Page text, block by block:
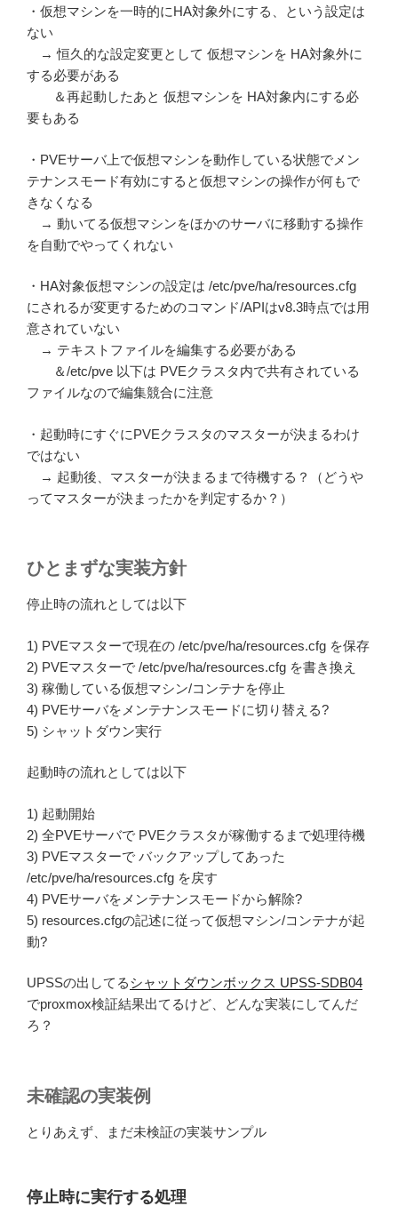
・仮想マシンを一時的にHA対象外にする、という設定は
ない
→ 恒久的な設定変更として 仮想マシンを HA対象外に
する必要がある
＆再起動したあと 仮想マシンを HA対象内にする必
要もある
・PVEサーバ上で仮想マシンを動作している状態でメン
テナンスモード有効にすると仮想マシンの操作が何もで
きなくなる
→ 動いてる仮想マシンをほかのサーバに移動する操作
を自動でやってくれない
・HA対象仮想マシンの設定は /etc/pve/ha/resources.cfg
にされるが変更するためのコマンド/APIはv8.3時点では用
意されていない
→ テキストファイルを編集する必要がある
＆/etc/pve 以下は PVEクラスタ内で共有されている
ファイルなので編集競合に注意
・起動時にすぐにPVEクラスタのマスターが決まるわけ
ではない
→ 起動後、マスターが決まるまで待機する？（どうや
ってマスターが決まったかを判定するか？）
ひとまずな実装方針
停止時の流れとしては以下
1) PVEマスターで現在の /etc/pve/ha/resources.cfg を保存
2) PVEマスターで /etc/pve/ha/resources.cfg を書き換え
3) 稼働している仮想マシン/コンテナを停止
4) PVEサーバをメンテナンスモードに切り替える?
5) シャットダウン実行
起動時の流れとしては以下
1) 起動開始
2) 全PVEサーバで PVEクラスタが稼働するまで処理待機
3) PVEマスターで バックアップしてあった
/etc/pve/ha/resources.cfg を戻す
4) PVEサーバをメンテナンスモードから解除?
5) resources.cfgの記述に従って仮想マシン/コンテナが起
動?
UPSSの出してるシャットダウンボックス UPSS-SDB04
でproxmox検証結果出てるけど、どんな実装にしてんだ
ろ？
未確認の実装例
とりあえず、まだ未検証の実装サンプル
停止時に実行する処理